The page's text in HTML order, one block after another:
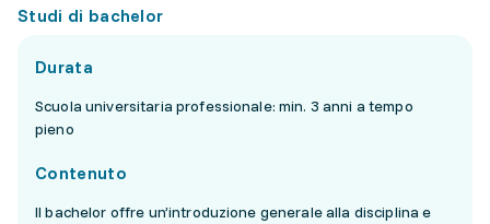
Studi di bachelor
Durata
Scuola universitaria professionale: min. 3 anni a tempo
pieno
Contenuto
Il bachelor offre un’introduzione generale alla disciplina e